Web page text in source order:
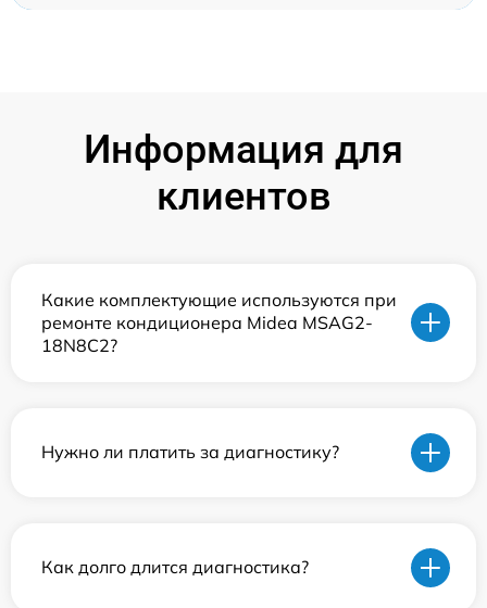
Информация для
клиентов
Какие комплектующие используются при
ремонте кондиционера Midea MSAG2-
18N8C2?
Нужно ли платить за диагностику?
Как долго длится диагностика?